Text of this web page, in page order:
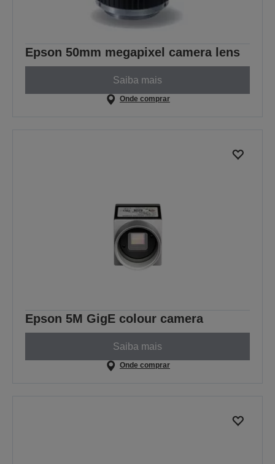
Epson 50mm megapixel camera lens
Saiba mais
Onde comprar
Epson 5M GigE colour camera
Saiba mais
Onde comprar